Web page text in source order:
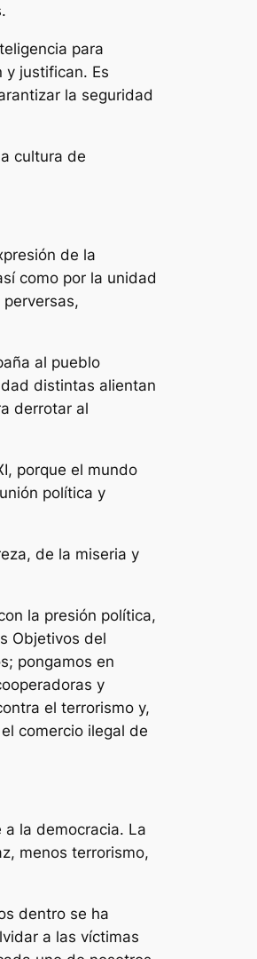
para
y justifican. Es
la seguridad
cultura de
de la
como por la unidad
al pueblo
distintas alientan
derrotar al
porque el mundo
política y
de la miseria y
la presión política,
Objetivos del
pongamos en
y
el terrorismo y,
comercio ilegal de
a la democracia. La
menos terrorismo,
dentro se ha
a las víctimas